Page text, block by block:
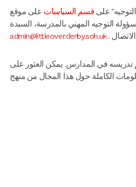
على قسم السياسات على موقع LCS الإلكتروني.
admin@littleover.derby.sch.uk
يتم تدريسه في المدارس. يمكن العثور على